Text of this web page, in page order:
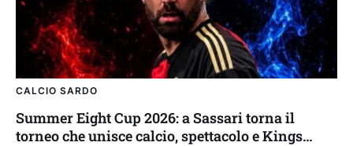
CALCIO SARDO
Summer Eight Cup 2026: a Sassari torna il
torneo che unisce calcio, spettacolo e Kings